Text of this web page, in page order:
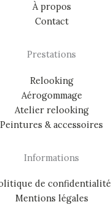
À propos
Contact
Prestations
Relooking
Aérogommage
Atelier relooking
Peintures & accessoires
Informations
de confidentialité
Mentions légales